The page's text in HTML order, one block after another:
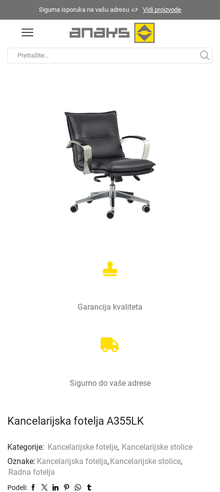
Sigurna isporuka na vašu adresu Vidi proizvode
Početna / Kancelarijske stolice /
Garancija kvaliteta
Sigurno do vaše adrese
Kancelarijska fotelja A355LK
Kategorije: Kancelarijske fotelje, Kancelarijske stolice
Oznake: Kancelarijska fotelja,Kancelarijske stolice,
Radna fotelja
Podeli: